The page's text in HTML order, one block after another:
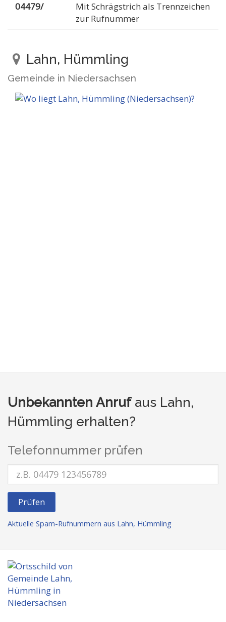
04479/
Mit Schrägstrich als Trennzeichen
zur Rufnummer
Lahn, Hümmling
Gemeinde in Niedersachsen
Unbekannten Anrufaus Lahn,
Hümmling erhalten?
Telefonnummer prüfen
Prüfen
Aktuelle Spam-Rufnummern aus Lahn, Hümmling